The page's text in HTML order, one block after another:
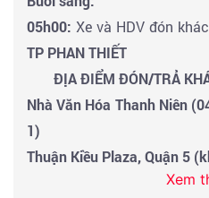
05h00:Xe và HDV đón
TP PHAN THIẾT
ĐỊA ĐIỂM ĐÓN/TRẢ
Nhà Văn Hóa Thanh Niên
1)
Thuận Kiều Plaza, Quận 5
Cây Xăng Nhơn Hòa – gần
Xem